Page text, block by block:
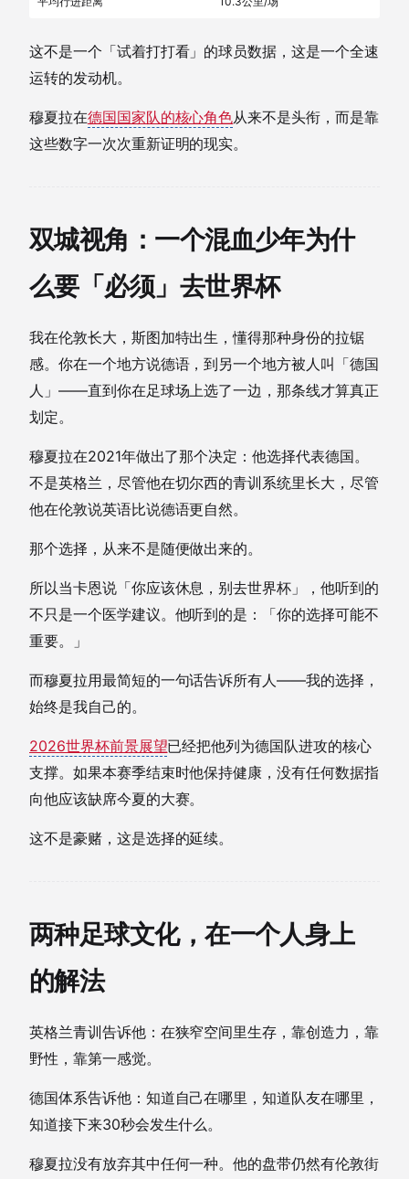
这不是一个「试着打打看」的球员数据，这是一个全速
运转的发动机。
穆夏拉在德国国家队的核心角色从来不是头衔，而是靠
这些数字一次次重新证明的现实。
双城视角：一个混血少年为什
么要「必须」去世界杯
我在伦敦长大，斯图加特出生，懂得那种身份的拉锯
感。你在一个地方说德语，到另一个地方被人叫「德国
人」——直到你在足球场上选了一边，那条线才算真正
划定。
穆夏拉在2021年做出了那个决定：他选择代表德国。
不是英格兰，尽管他在切尔西的青训系统里长大，尽管
他在伦敦说英语比说德语更自然。
那个选择，从来不是随便做出来的。
所以当卡恩说「你应该休息，别去世界杯」，他听到的
不只是一个医学建议。他听到的是：「你的选择可能不
重要。」
而穆夏拉用最简短的一句话告诉所有人——我的选择，
始终是我自己的。
2026世界杯前景展望已经把他列为德国队进攻的核心
支撑。如果本赛季结束时他保持健康，没有任何数据指
向他应该缺席今夏的大赛。
这不是豪赌，这是选择的延续。
两种足球文化，在一个人身上
的解法
英格兰青训告诉他：在狭窄空间里生存，靠创造力，靠
野性，靠第一感觉。
德国体系告诉他：知道自己在哪里，知道队友在哪里，
知道接下来30秒会发生什么。
穆夏拉没有放弃其中任何一种。他的盘带仍然有伦敦街